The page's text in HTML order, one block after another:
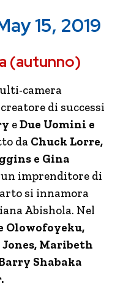
15, 2019
(autunno)
camera
creatore di successi
eDue Uomini e
da Chuck Lorre,
e Gina
un imprenditore di
si innamora
Abishola. Nel
Olowofoyeku,
Maribeth
Shabaka